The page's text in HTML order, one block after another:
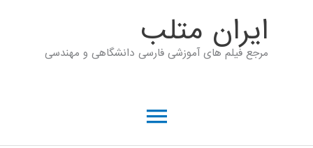
ايران متلب
مرجع فیلم های آموزشی فارسی دانشگاهی و مهندسی
فهرست